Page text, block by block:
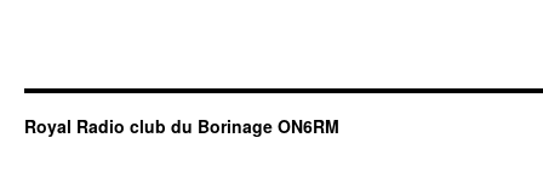
Royal Radio club du Borinage ON6RM